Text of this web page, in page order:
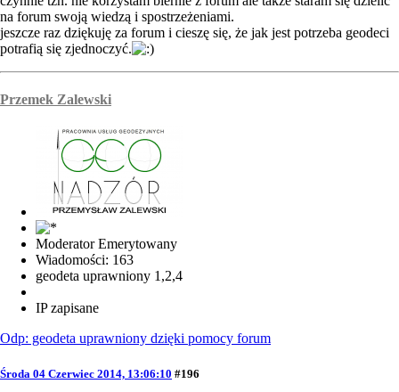
na forum swoją wiedzą i spostrzeżeniami.
jeszcze raz dziękuję za forum i cieszę się, że jak jest potrzeba geodeci
potrafią się zjednoczyć.
Przemek Zalewski
Moderator Emerytowany
Wiadomości: 163
geodeta uprawniony 1,2,4
IP zapisane
Odp: geodeta uprawniony dzięki pomocy forum
Środa 04 Czerwiec 2014, 13:06:10 #196